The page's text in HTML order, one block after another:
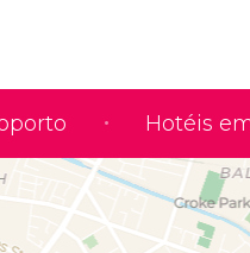
Hotéis